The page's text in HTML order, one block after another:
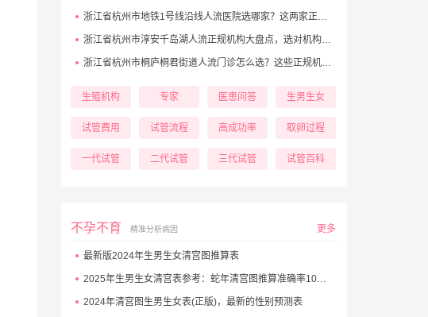
浙江省杭州市地铁1号线沿线人流医院选哪家？这两家正规机构别错过
浙江省杭州市淳安千岛湖人流正规机构大盘点，选对机构更安心
浙江省杭州市桐庐桐君街道人流门诊怎么选？这些正规机构别错过
生殖机构 专家 医患问答 生男生女
试管费用 试管流程 高成功率 取卵过程
一代试管 二代试管 三代试管 试管百科
不孕不育 精准分析病因 更多
最新版2024年生男生女清宫图推算表
2025年生男生女清宫表参考：蛇年清宫图推算准确率100%！
2024年清宫图生男生女表(正版)，最新的性别预测表